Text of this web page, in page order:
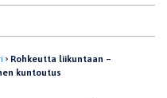
Rohkeutta liikuntaan –
kuntoutus